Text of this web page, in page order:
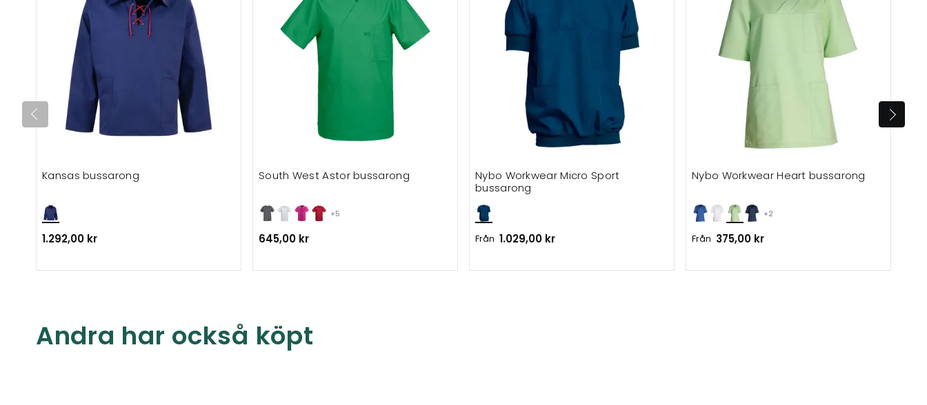
Kansas bussarong
1.292,00 kr
+5
South West Astor bussarong
645,00 kr
Nybo Workwear Micro Sport
bussarong
Från 1.029,00 kr
+2
Nybo Workwear Heart bussarong
Från 375,00 kr
Andra har också köpt